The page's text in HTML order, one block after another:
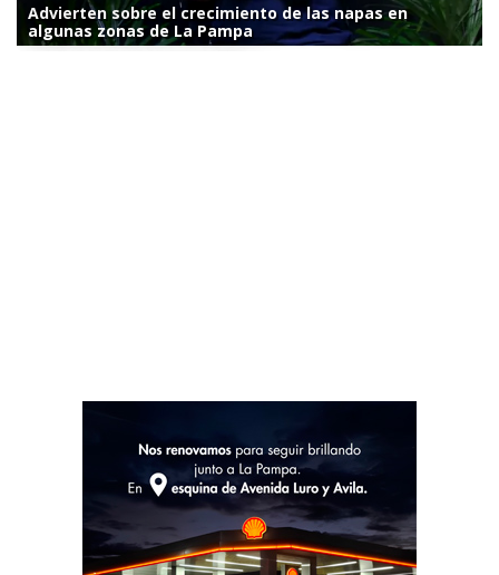
Advierten sobre el crecimiento de las napas en
algunas zonas de La Pampa